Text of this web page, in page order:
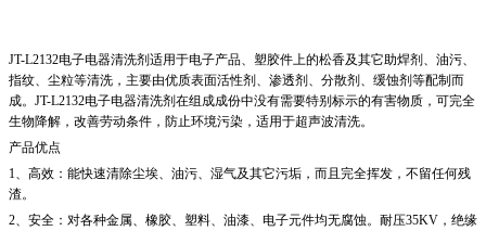
JT-L2132电子电器清洗剂适用于电子产品、塑胶件上的松香及其它助焊剂、油污、
指纹、尘粒等清洗，主要由优质表面活性剂、渗透剂、分散剂、缓蚀剂等配制而
成。 JT-L2132电子电器清洗剂在组成成份中没有需要特别标示的有害物质，可完全
生物降解，改善劳动条件，防止环境污染，适用于超声波清洗。
产品优点
1、高效：能快速清除尘埃、油污、湿气及其它污垢，而且完全挥发，不留任何残
渣。
2、安全：对各种金属、橡胶、塑料、油漆、电子元件均无腐蚀。耐压35KV，绝缘